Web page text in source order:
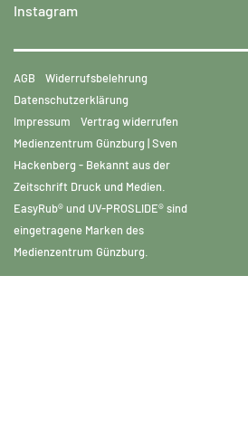
Instagram
AGB
Widerrufsbelehrung
Datenschutzerklärung
Impressum
Vertrag widerrufen
Medienzentrum Günzburg | Sven
Hackenberg - Bekannt aus der
Zeitschrift Druck und Medien.
EasyRub® und UV-PROSLIDE® sind
eingetragene Marken des
Medienzentrum Günzburg.